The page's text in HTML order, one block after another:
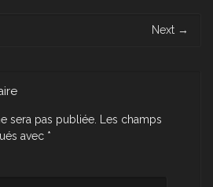
Next →
sera pas publiée.
Les champs
avec *